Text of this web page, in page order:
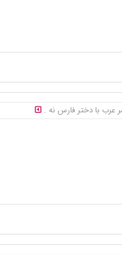
عرب با دختر فارس نه .